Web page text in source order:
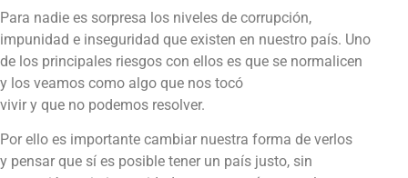
Para nadie es sorpresa los niveles de corrupción,
impunidad e inseguridad que existen en nuestro país. Uno
de los principales riesgos con ellos es que se normalicen
y los veamos como algo que nos tocó
vivir y que no podemos resolver.
Por ello es importante cambiar nuestra forma de verlos
y pensar que sí es posible tener un país justo, sin